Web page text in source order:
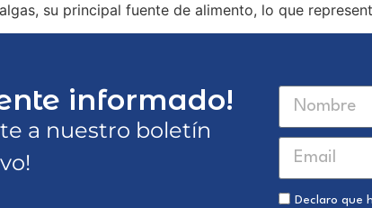
su principal fuente de alimento, lo que
informado!
a nuestro boletín
Declaro que